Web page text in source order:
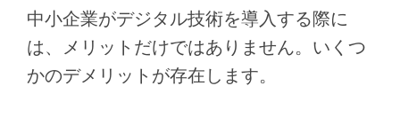
中小企業がデジタル技術を導入する際に
は、メリットだけではありません。いくつ
かのデメリットが存在します。